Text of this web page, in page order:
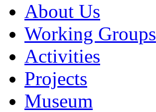
About Us
Working Groups
Activities
Projects
Museum